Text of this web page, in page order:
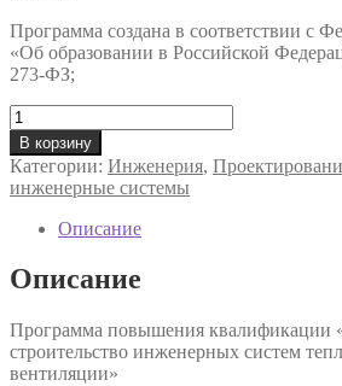
Программа создана в соответствии с
«Об образовании в Российской
273-ФЗ;
Количество
товара
Профессиональная
переподготовка
«Проектирование
строительство
инженерных
систем
и
вентиляции»
В корзину
Категории: Инженерия,
инженерные системы
Описание
Описание
Программа повышения квалификации
строительство инженерных систем
вентиляции»